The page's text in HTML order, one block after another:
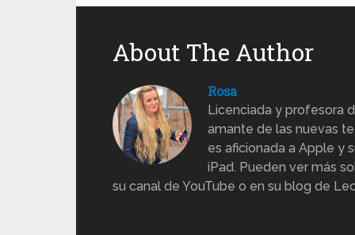
About The Author
Rosa
Licenciada y profesora
amante de las nuevas
es aficionada a Apple y
iPad. Pueden ver más
su canal de YouTube o en su blog de